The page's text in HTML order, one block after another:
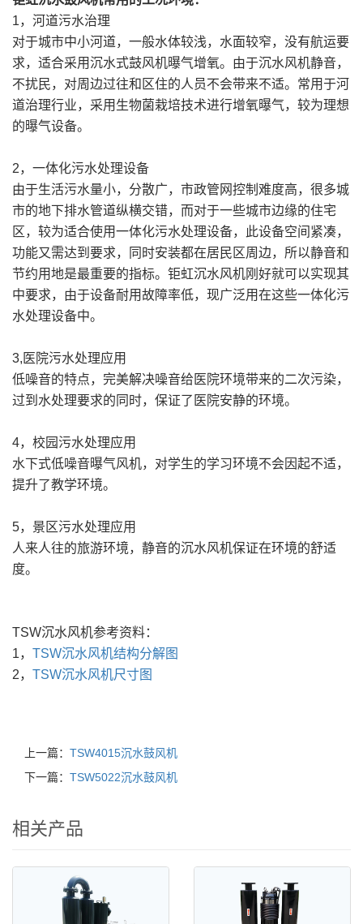
1，河道污水治理
对于城市中小河道，一般水体较浅，水面较窄，没有航运要
求，适合采用沉水式鼓风机曝气增氧。由于沉水风机静音，
不扰民，对周边过往和区住的人员不会带来不适。常用于河
道治理行业，采用生物菌栽培技术进行增氧曝气，较为理想
的曝气设备。
2，一体化污水处理设备
由于生活污水量小，分散广，市政管网控制难度高，很多城
市的地下排水管道纵横交错，而对于一些城市边缘的住宅
区，较为适合使用一体化污水处理设备，此设备空间紧凑，
功能又需达到要求，同时安装都在居民区周边，所以静音和
节约用地是最重要的指标。钜虹沉水风机刚好就可以实现其
中要求，由于设备耐用故障率低，现广泛用在这些一体化污
水处理设备中。
3,医院污水处理应用
低噪音的特点，完美解决噪音给医院环境带来的二次污染，
过到水处理要求的同时，保证了医院安静的环境。
4，校园污水处理应用
水下式低噪音曝气风机，对学生的学习环境不会因起不适，
提升了教学环境。
5，景区污水处理应用
人来人往的旅游环境，静音的沉水风机保证在环境的舒适
度。
TSW沉水风机参考资料：
1， TSW沉水风机结构分解图
2， TSW沉水风机尺寸图
上一篇： TSW4015沉水鼓风机
下一篇： TSW5022沉水鼓风机
相关产品